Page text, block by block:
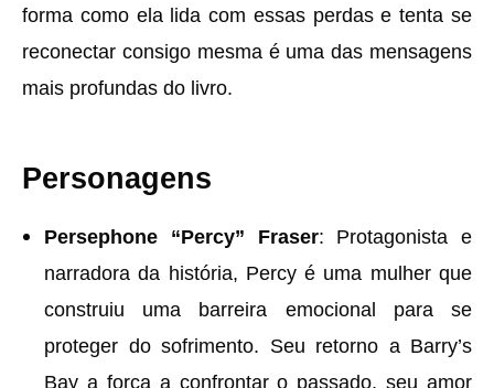
forma como ela lida com essas perdas e tenta se
reconectar consigo mesma é uma das mensagens
mais profundas do livro.
Personagens
Persephone “Percy” Fraser: Protagonista e
narradora da história, Percy é uma mulher que
construiu uma barreira emocional para se
proteger do sofrimento. Seu retorno a Barry’s
Bay a força a confrontar o passado, seu amor